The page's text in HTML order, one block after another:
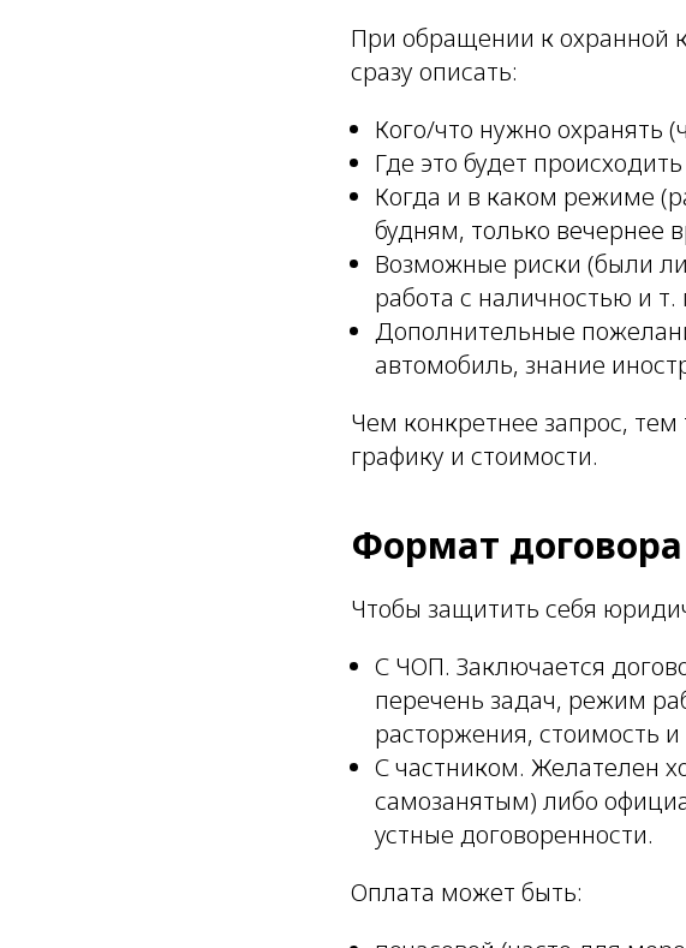
При обращении к охранной
сразу описать:
Кого/что нужно охранять
Где это будет
Когда и в каком режиме
будням, только вечернее
Возможные риски (были
работа с наличностью и т.
Дополнительные
автомобиль, знание
Чем конкретнее запрос,
графику и стоимости.
Формат
Чтобы защитить себя
С ЧОП. Заключается
перечень задач, режим
расторжения, стоимость
С частником. Желателен
самозанятым) либо
устные договоренности.
Оплата может быть: